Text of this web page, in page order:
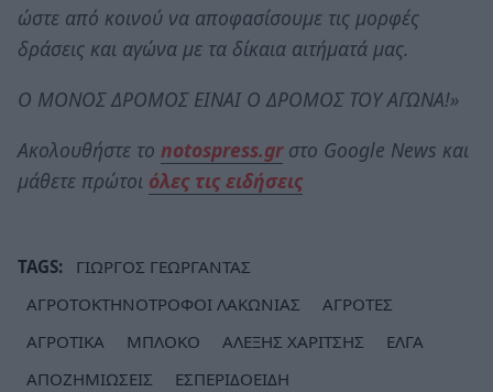
ώστε από κοινού να αποφασίσουμε τις μορφές
δράσεις και αγώνα με τα δίκαια αιτήματά μας.
Ο ΜΟΝΟΣ ΔΡΟΜΟΣ ΕΙΝΑΙ Ο ΔΡΟΜΟΣ ΤΟΥ ΑΓΩΝΑ!»
Ακολουθήστε το notospress.grστο Google News και
μάθετε πρώτοι όλες τις ειδήσεις
TAGS:
ΓΙΩΡΓΟΣ ΓΕΩΡΓΑΝΤΑΣ
ΑΓΡΟΤΟΚΤΗΝΟΤΡΟΦΟΙ ΛΑΚΩΝΙΑΣ
ΑΓΡΟΤΕΣ
ΑΓΡΟΤΙΚΑ
ΜΠΛΟΚΟ ΑΛΕΞΗΣ ΧΑΡΙΤΣΗΣ
ΕΛΓΑ
ΑΠΟΖΗΜΙΩΣΕΙΣ
ΕΣΠΕΡΙΔΟΕΙΔΗ